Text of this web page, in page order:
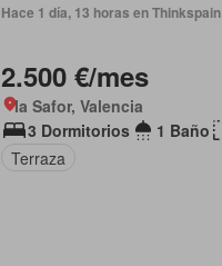
Hace 1 día, 13 horas en Thinkspain
2.500 €/mes
la Safor, Valencia
3 Dormitorios
1 Baño
Terraza